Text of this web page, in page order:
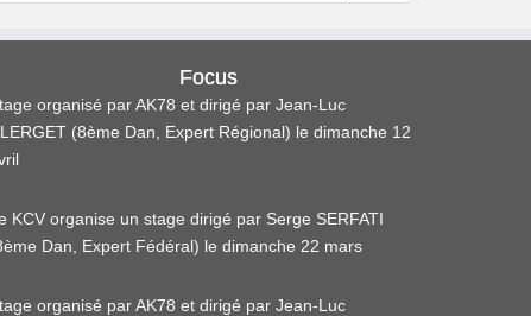
Focus
organisé par AK78 et dirigé par Jean-Luc
(8ème Dan, Expert Régional) le dimanche 12
KCV organise un stage dirigé par Serge SERFATI
Dan, Expert Fédéral) le dimanche 22 mars
organisé par AK78 et dirigé par Jean-Luc